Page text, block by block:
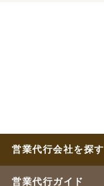
営業代行会社を探す
営業代行ガイド